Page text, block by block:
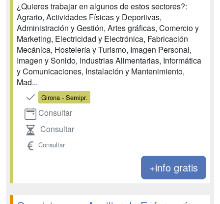
¿Quieres trabajar en algunos de estos sectores?:
Agrario, Actividades Físicas y Deportivas,
Administración y Gestión, Artes gráficas, Comercio y
Marketing, Electricidad y Electrónica, Fabricación
Mecánica, Hostelería y Turismo, Imagen Personal,
Imagen y Sonido, Industrias Alimentarias, Informática
y Comunicaciones, Instalación y Mantenimiento,
Mad...
Girona - Semipr.
Consultar
Consultar
Consultar
+info gratis